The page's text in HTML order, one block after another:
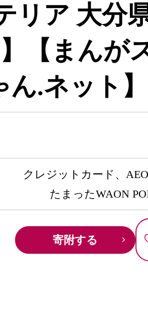
リア 大分
】【まんが
.ネット】
クレジットカード、
たまったWAON
寄附する